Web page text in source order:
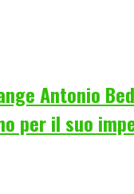
Antonio
per il suo